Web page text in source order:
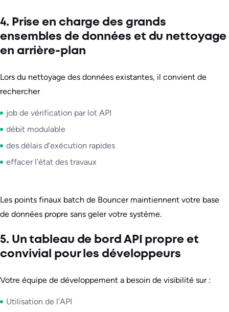
4. Prise en charge des grands
ensembles de données et du nettoyage
en arrière-plan
Lors du nettoyage des données existantes, il convient de
rechercher
job de vérification par lot API
débit modulable
des délais d’exécution rapides
effacer l’état des travaux
Les points finaux batch de Bouncer maintiennent votre base
de données propre sans geler votre système.
5. Un tableau de bord API propre et
convivial pour les développeurs
Votre équipe de développement a besoin de visibilité sur :
Utilisation de l’API